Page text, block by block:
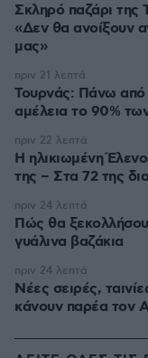
Σκληρό παζάρι της
«Δεν θα ανοίξουν
μας»
Τουρνάς: Πάνω
αμέλεια το 90%
πριν 21 λεπτά
Η ηλικιωμένη
της – Στα 72 της
πριν 22 λεπτά
Πώς θα
γυάλινα βαζάκια
πριν 24 λεπτά
Νέες σειρές,
κάνουν παρέα τον
πριν 24 λεπτά